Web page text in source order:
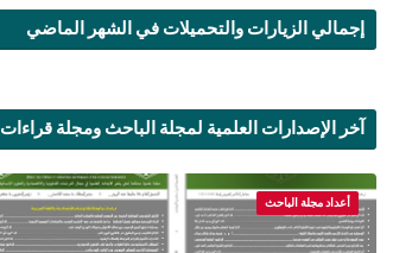
إجمالي الزيارات والتحميلات في الشهر الماضي
آخر الإصدارات العلمية لمجلة الباحث ومجلة قراءات
أعداد مجلة الباحث